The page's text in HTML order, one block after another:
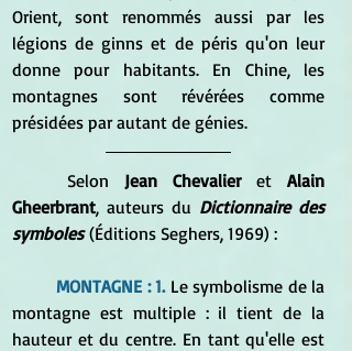
Orient, sont renommés aussi par les
légions de ginns et de péris qu'on leur
donne pour habitants. En Chine, les
montagnes sont révérées comme
présidées par autant de génies.
Selon Jean Chevalier et Alain
Gheerbrant, auteurs du Dictionnaire des
symboles (Éditions Seghers, 1969) :
MONTAGNE : 1. Le symbolisme de la
montagne est multiple : il tient de la
hauteur et du centre. En tant qu'elle est